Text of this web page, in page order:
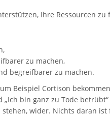
Ihre Ressourcen
zu machen,
begreifbarer zu machen.
Beispiel Cortison
bin ganz zu Tode
wider. Nichts daran